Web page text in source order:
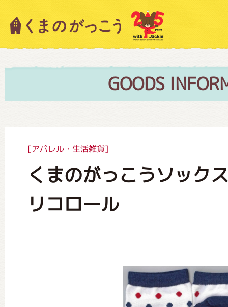
GOODS
[アパレル・生活雑貨]
くまのがっこうソック
リコロール
キャラクター紹介
絵本・作家紹介
グッズインフォメーション